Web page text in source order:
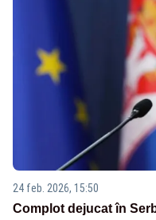
24 feb. 2026, 15:50
Complot dejucat în